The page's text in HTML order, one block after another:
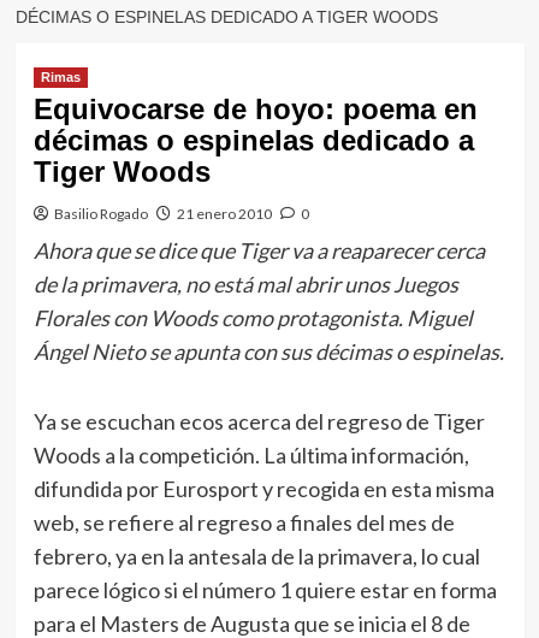
DÉCIMAS O ESPINELAS DEDICADO A TIGER WOODS
Rimas
Equivocarse de hoyo: poema en
décimas o espinelas dedicado a
Tiger Woods
Basilio Rogado 21 enero 2010 0
Ahora que se dice que Tiger va a reaparecer cerca
de la primavera, no está mal abrir unos Juegos
Florales con Woods como protagonista. Miguel
Ángel Nieto se apunta con sus décimas o espinelas.
Ya se escuchan ecos acerca del regreso de Tiger
Woods a la competición. La última información,
difundida por Eurosport y recogida en esta misma
web, se refiere al regreso a finales del mes de
febrero, ya en la antesala de la primavera, lo cual
parece lógico si el número 1 quiere estar en forma
para el Masters de Augusta que se inicia el 8 de